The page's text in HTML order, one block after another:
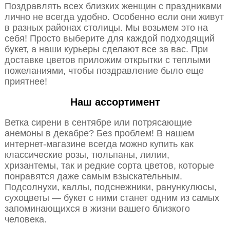
Поздравлять всех близких женщин с праздниками
лично не всегда удобно. Особенно если они живут
в разных районах столицы. Мы возьмем это на
себя! Просто выберите для каждой подходящий
букет, а наши курьеры сделают все за вас. При
доставке цветов приложим открытки с теплыми
пожеланиями, чтобы поздравление было еще
приятнее!
Наш ассортимент
Ветка сирени в сентябре или потрясающие
анемоны в декабре? Без проблем! В нашем
интернет-магазине всегда можно купить как
классические розы, тюльпаны, лилии,
хризантемы, так и редкие сорта цветов, которые
понравятся даже самым взыскательным.
Подсолнухи, каллы, подснежники, ранункулюсы,
сухоцветы — букет с ними станет одним из самых
запоминающихся в жизни вашего близкого
человека.